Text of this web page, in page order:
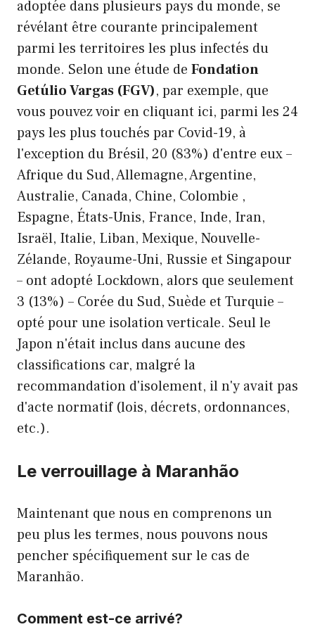
adoptée dans plusieurs pays du monde, se
révélant être courante principalement
parmi les territoires les plus infectés du
monde. Selon une étude de Fondation
Getúlio Vargas (FGV), par exemple, que
vous pouvez voir en cliquant ici, parmi les 24
pays les plus touchés par Covid-19, à
l'exception du Brésil, 20 (83%) d'entre eux –
Afrique du Sud, Allemagne, Argentine,
Australie, Canada, Chine, Colombie ,
Espagne, États-Unis, France, Inde, Iran,
Israël, Italie, Liban, Mexique, Nouvelle-
Zélande, Royaume-Uni, Russie et Singapour
– ont adopté Lockdown, alors que seulement
3 (13%) – Corée du Sud, Suède et Turquie –
opté pour une isolation verticale. Seul le
Japon n'était inclus dans aucune des
classifications car, malgré la
recommandation d'isolement, il n'y avait pas
d'acte normatif (lois, décrets, ordonnances,
etc.).
Le verrouillage à Maranhão
Maintenant que nous en comprenons un
peu plus les termes, nous pouvons nous
pencher spécifiquement sur le cas de
Maranhão.
Comment est-ce arrivé?